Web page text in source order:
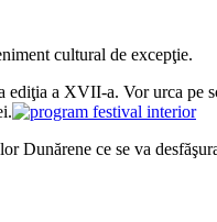
cultural de excepţie.
ediţia a XVII-a. Vor urca pe
Dunărene ce se va